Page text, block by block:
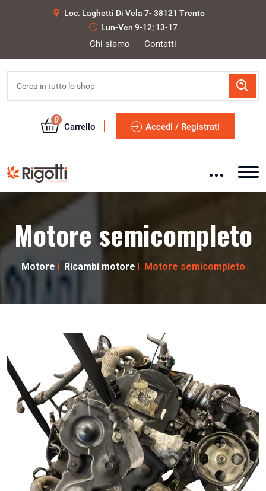
Loc. Laghetti Di Vela 7- 38121 Trento
Lun-Ven 9-12; 13-17
Chi siamo Contatti
0
Carrello Accedi / Registrati
Motore semicompleto
Motore Ricambi motore Motore semicompleto